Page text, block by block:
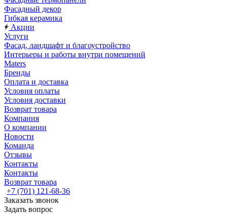
Фасадный декор
Гибкая керамика
Акции
Услуги
Фасад, ландшафт и благоустройство
Интерьеры и работы внутри помещений
Maters
Бренды
Оплата и доставка
Условия оплаты
Условия доставки
Возврат товара
Компания
О компании
Новости
Команда
Отзывы
Контакты
Контакты
Возврат товара
+7 (701) 121-68-36
Заказать звонок
Задать вопрос